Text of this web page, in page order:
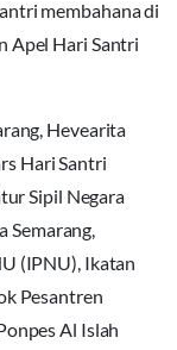
membahana di
Apel Hari Santri
Hevearita
Hari Santri
Sipil Negara
Semarang,
(IPNU), Ikatan
Pesantren
Al Islah